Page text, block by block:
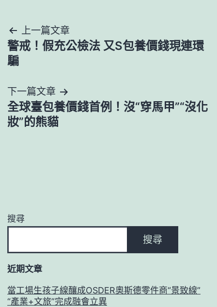
文
章
覽
上一篇文章
警戒！假充公檢法 又S包養價錢現連環
騙
下一篇文章
全球臺包養價錢首例！沒“穿馬甲”“沒化
妝”的熊貓
搜尋
搜尋
近期文章
當工場生孩子線釀成OSDER奧斯德零件商“景致線”
“產業+文旅”完成融會立異